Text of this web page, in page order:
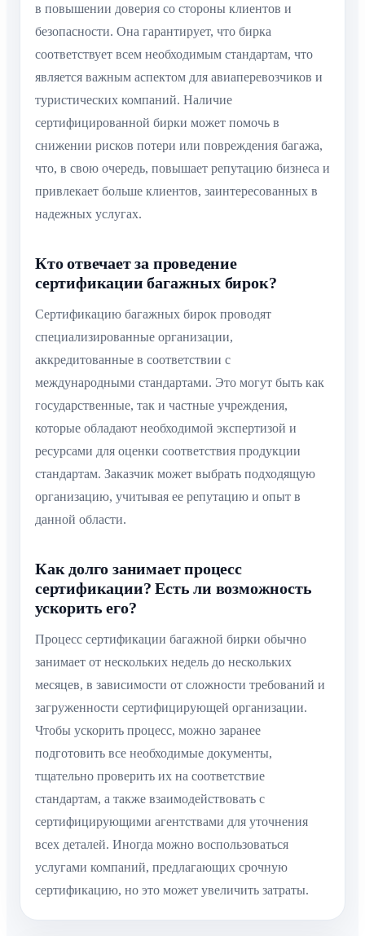
в повышении доверия со стороны клиентов и
безопасности. Она гарантирует, что бирка
соответствует всем необходимым стандартам, что
является важным аспектом для авиаперевозчиков и
туристических компаний. Наличие
сертифицированной бирки может помочь в
снижении рисков потери или повреждения багажа,
что, в свою очередь, повышает репутацию бизнеса и
привлекает больше клиентов, заинтересованных в
надежных услугах.
Кто отвечает за проведение
сертификации багажных бирок?
Сертификацию багажных бирок проводят
специализированные организации,
аккредитованные в соответствии с
международными стандартами. Это могут быть как
государственные, так и частные учреждения,
которые обладают необходимой экспертизой и
ресурсами для оценки соответствия продукции
стандартам. Заказчик может выбрать подходящую
организацию, учитывая ее репутацию и опыт в
данной области.
Как долго занимает процесс
сертификации? Есть ли возможность
ускорить его?
Процесс сертификации багажной бирки обычно
занимает от нескольких недель до нескольких
месяцев, в зависимости от сложности требований и
загруженности сертифицирующей организации.
Чтобы ускорить процесс, можно заранее
подготовить все необходимые документы,
тщательно проверить их на соответствие
стандартам, а также взаимодействовать с
сертифицирующими агентствами для уточнения
всех деталей. Иногда можно воспользоваться
услугами компаний, предлагающих срочную
сертификацию, но это может увеличить затраты.